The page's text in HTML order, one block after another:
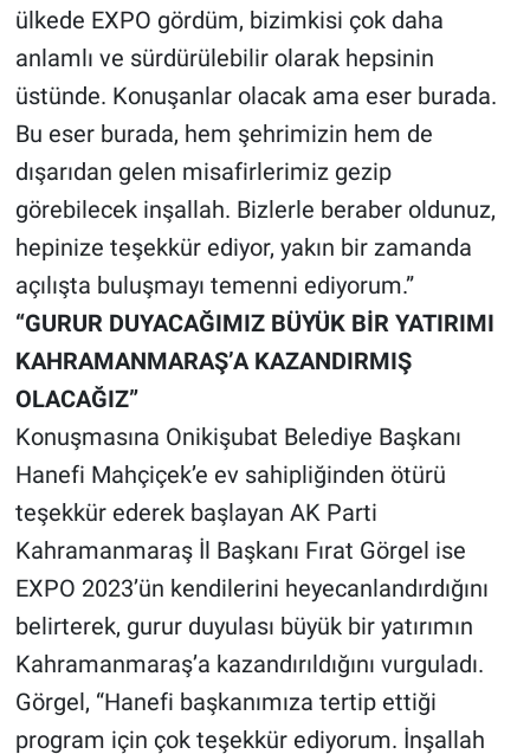
ülkede EXPO gördüm, bizimkisi çok daha
anlamlı ve sürdürülebilir olarak hepsinin
üstünde. Konuşanlar olacak ama eser burada.
Bu eser burada, hem şehrimizin hem de
dışarıdan gelen misafirlerimiz gezip
görebilecek inşallah. Bizlerle beraber oldunuz,
hepinize teşekkür ediyor, yakın bir zamanda
açılışta buluşmayı temenni ediyorum.”
“GURUR DUYACAĞIMIZ BÜYÜK BİR YATIRIMI
KAHRAMANMARAŞ’A KAZANDIRMIŞ
OLACAĞIZ”
Konuşmasına Onikişubat Belediye Başkanı
Hanefi Mahçiçek’e ev sahipliğinden ötürü
teşekkür ederek başlayan AK Parti
Kahramanmaraş İl Başkanı Fırat Görgel ise
EXPO 2023’ün kendilerini heyecanlandırdığını
belirterek, gurur duyulası büyük bir yatırımın
Kahramanmaraş’a kazandırıldığını vurguladı.
Görgel, “Hanefi başkanımıza tertip ettiği
program için çok teşekkür ediyorum. İnşallah